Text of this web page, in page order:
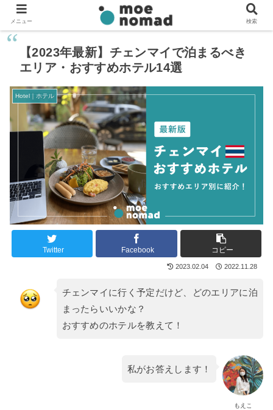
【2023年最新】チェンマイで泊まるべき
エリア・おすすめホテル14選
Hotel｜ホテル
Twitter Facebook コピー
2023.02.04 2022.11.28
チェンマイに行く予定だけど、どのエリアに泊
まったらいいかな？
おすすめのホテルを教えて！
もえこ
私がお答えします！
メニュー 検索